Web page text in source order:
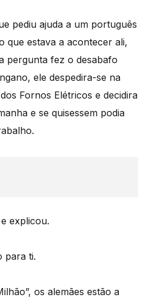
pediu ajuda a um português
que estava a acontecer ali,
pergunta fez o desabafo
ele despedira-se na
Fornos Elétricos e decidira
e se quisessem podia
explicou.
para ti.
os alemães estão a